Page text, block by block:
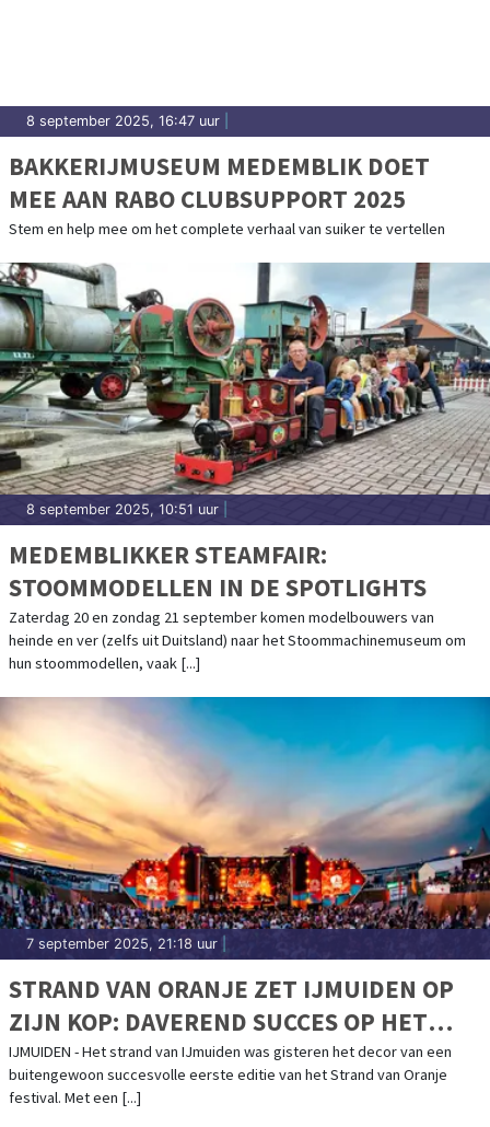
8 september 2025, 16:47 uur
BAKKERIJMUSEUM MEDEMBLIK DOET
MEE AAN RABO CLUBSUPPORT 2025
Stem en help mee om het complete verhaal van suiker te vertellen
8 september 2025, 10:51 uur
MEDEMBLIKKER STEAMFAIR:
STOOMMODELLEN IN DE SPOTLIGHTS
Zaterdag 20 en zondag 21 september komen modelbouwers van
heinde en ver (zelfs uit Duitsland) naar het Stoommachinemuseum om
hun stoommodellen, vaak [...]
7 september 2025, 21:18 uur
STRAND VAN ORANJE ZET IJMUIDEN OP
ZIJN KOP: DAVEREND SUCCES OP HET
STRAND SMAAKT NAAR MEER, EDITIE 2026
AANGEKONDIGD
IJMUIDEN - Het strand van IJmuiden was gisteren het decor van een
buitengewoon succesvolle eerste editie van het Strand van Oranje
festival. Met een [...]